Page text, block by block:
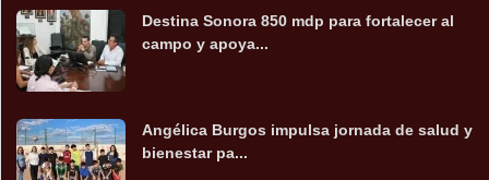
Destina Sonora 850 mdp para fortalecer al
campo y apoya...
Angélica Burgos impulsa jornada de salud y
bienestar pa...